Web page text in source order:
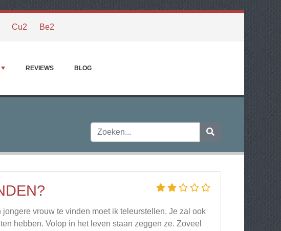
Cu2 Be2
REVIEWS BLOG
vrouw te vinden moet ik teleurstellen. Je zal ook
hebben. Volop in het leven staan zeggen ze. Zoveel